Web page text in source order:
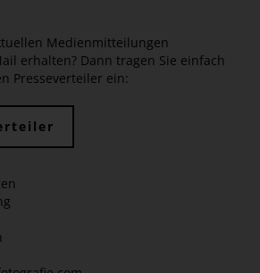
Medienmitteilungen
erhalten? Dann tragen Sie einfach
Presseverteiler ein: